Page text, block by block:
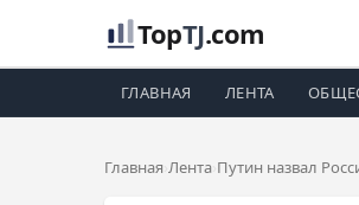
TopTJ.com
ГЛАВНАЯ ЛЕНТА
Главная Лента Путин назвал